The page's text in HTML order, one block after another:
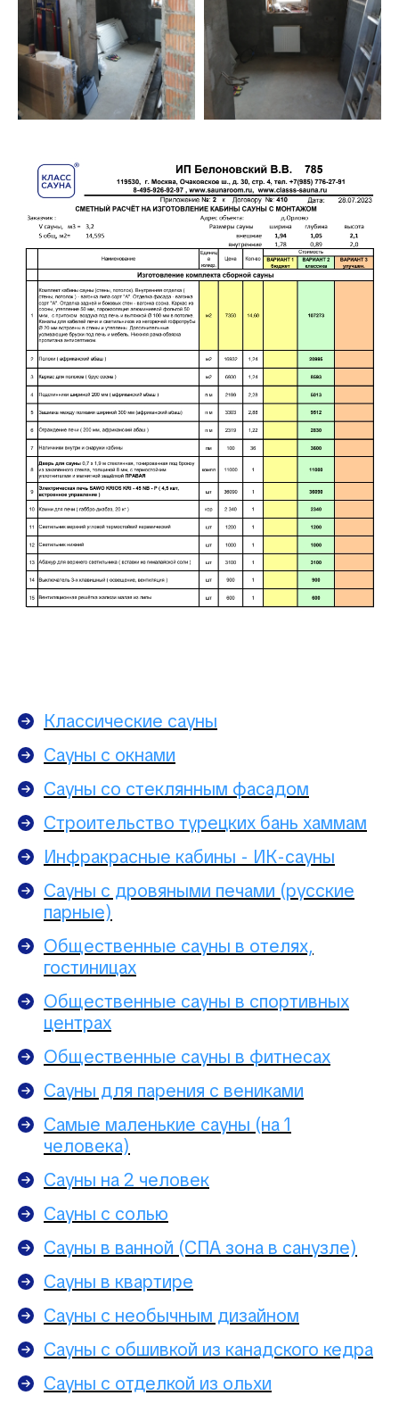
Классические сауны
Сауны с окнами
Сауны со стеклянным фасадом
Строительство турецких бань хаммам
Инфракрасные кабины - ИК-сауны
Сауны с дровяными печами (русские
парные)
Общественные сауны в отелях,
гостиницах
Общественные сауны в спортивных
центрах
Общественные сауны в фитнесах
Сауны для парения с вениками
Самые маленькие сауны (на 1
человека)
Сауны на 2 человек
Сауны с солью
Сауны в ванной (СПА зона в санузле)
Сауны в квартире
Сауны с необычным дизайном
Сауны с обшивкой из канадского кедра
Сауны с отделкой из ольхи